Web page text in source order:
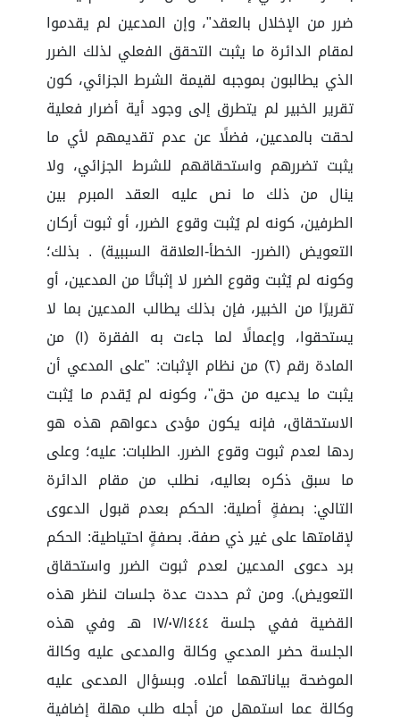
ضرر من الإخلال بالعقد"، وإن المدعين لم يقدموا
لمقام الدائرة ما يثبت التحقق الفعلي لذلك الضرر
الذي يطالبون بموجبه لقيمة الشرط الجزائي، كون
تقرير الخبير لم يتطرق إلى وجود أية أضرار فعلية
لحقت بالمدعين، فضلًا عن عدم تقديمهم لأي ما
يثبت تضررهم واستحقاقهم للشرط الجزائي، ولا
ينال من ذلك ما نص عليه العقد المبرم بين
الطرفين، كونه لم يُثبت وقوع الضرر، أو ثبوت أركان
التعويض (الضرر- الخطأ-العلاقة السببية) . بذلك؛
وكونه لم يُثبت وقوع الضرر لا إثباتًا من المدعين، أو
تقريرًا من الخبير، فإن بذلك يطالب المدعين بما لا
يستحقوا، وإعمالًا لما جاءت به الفقرة (١) من
المادة رقم (٢) من نظام الإثبات: "على المدعي أن
يثبت ما يدعيه من حق"، وكونه لم يُقدم ما يُثبت
الاستحقاق، فإنه يكون مؤدى دعواهم هذه هو
ردها لعدم ثبوت وقوع الضرر. الطلبات: عليه؛ وعلى
ما سبق ذكره بعاليه، نطلب من مقام الدائرة
التالي: بصفةٍ أصلية: الحكم بعدم قبول الدعوى
لإقامتها على غير ذي صفة. بصفةٍ احتياطية: الحكم
برد دعوى المدعين لعدم ثبوت الضرر واستحقاق
التعويض). ومن ثم حددت عدة جلسات لنظر هذه
القضية ففي جلسة ١٧/٠٧/١٤٤٤ هـ وفي هذه
الجلسة حضر المدعي وكالة والمدعى عليه وكالة
الموضحة بياناتهما أعلاه. وبسؤال المدعى عليه
وكالة عما استمهل من أجله طلب مهلة إضافية